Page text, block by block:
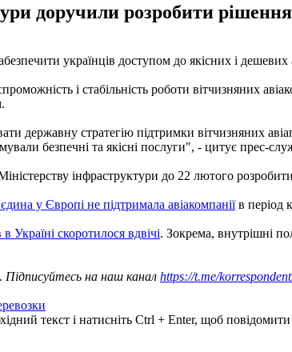
доручили розробити
українців доступом до якісних і
і стабільність роботи вітчизняних
державну стратегію підтримки вітчизняних
безпечні та якісні послуги", - цитує прес-
інфраструктури до 22 лютого
у Європі не підтримала авіакомпаніїв період
Україні скоротилося вдвічі. Зокрема, внутрішні
Підписуйтесь на наш канал https://t.me/
текст і натисніть Ctrl + Enter, щоб